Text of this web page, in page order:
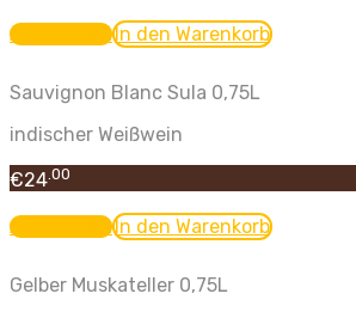
Add to cartIn den Warenkorb
Sauvignon Blanc Sula 0,75L
indischer Weißwein
€24 .00
Add to cartIn den Warenkorb
Gelber Muskateller 0,75L